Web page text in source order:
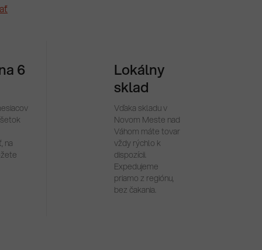
6
na
Lokálny
sklad
Vďaka skladu v
Novom Meste nad
Váhom máte tovar
vždy rýchlo k
dispozícii.
Expedujeme
priamo z regiónu,
bez čakania.